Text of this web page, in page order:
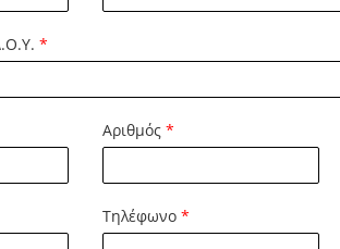
*
Αριθμός *
Τηλέφωνο *